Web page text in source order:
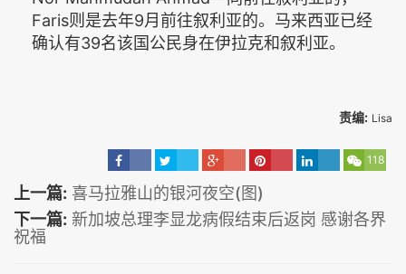
Faris则是去年9月前往叙利亚的。马来西亚已经
确认有39名该国公民身在伊拉克和叙利亚。
责编: Lisa
118
上一篇: 喜马拉雅山的银河夜空(图)
下一篇: 新加坡总理李显龙病假结束后返岗 感谢各界
祝福